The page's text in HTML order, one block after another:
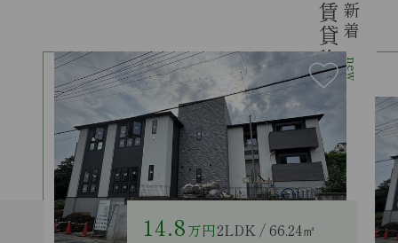
賃貸物件新着
new
14.8万円2LDK / 66.24㎡